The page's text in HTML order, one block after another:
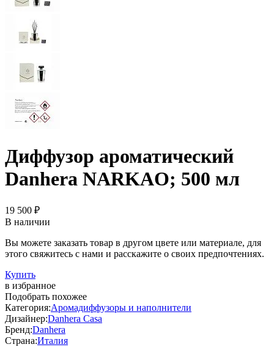
Диффузор ароматический
Danhera NARKAO; 500 мл
19 500 ₽
В наличии
Вы можете заказать товар в другом цвете или материале, для
этого свяжитесь с нами и расскажите о своих предпочтениях.
Купить
в избранное
Подобрать похожее
Категория:Аромадиффузоры и наполнители
Дизайнер:Danhera Casa
Бренд:Danhera
Страна:Италия